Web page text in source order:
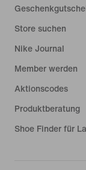
Store suchen
Nike Journal
Member werden
Aktionscodes
Produktberatung
Shoe Finder für